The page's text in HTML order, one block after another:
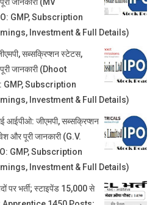
GMP, Subscription
Investment & Full Details)
सब्सक्रिप्शन स्टेटस,
जानकारी (Dhoot
Subscription
Investment & Full Details)
आईपीओ: जीएमपी, सब्सक्रिप्शन
और पूरी जानकारी (G.V.
GMP, Subscription
Investment & Full Details)
पर भर्ती; स्टाइपेंड 15,000 से